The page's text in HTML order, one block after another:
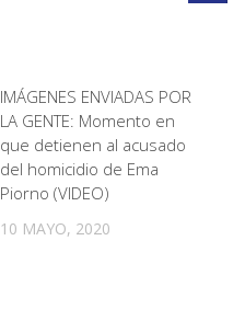
IMÁGENES ENVIADAS POR
LA GENTE: Momento en
que detienen al acusado
del homicidio de Ema
Piorno (VIDEO)
10 MAYO, 2020